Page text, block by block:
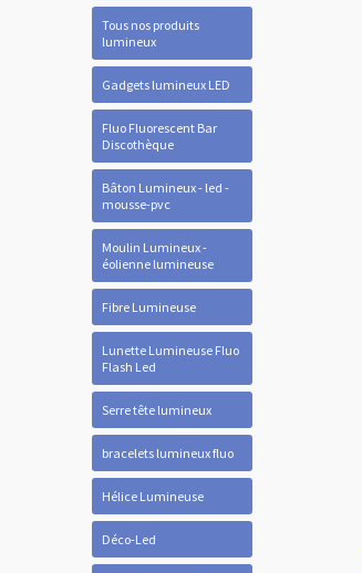
Tous nos produits
lumineux
Gadgets lumineux LED
Fluo Fluorescent Bar
Discothèque
Bâton Lumineux - led -
mousse-pvc
Moulin Lumineux -
éolienne lumineuse
Fibre Lumineuse
Lunette Lumineuse Fluo
Flash Led
Serre tête lumineux
bracelets lumineux fluo
Hélice Lumineuse
Déco-Led